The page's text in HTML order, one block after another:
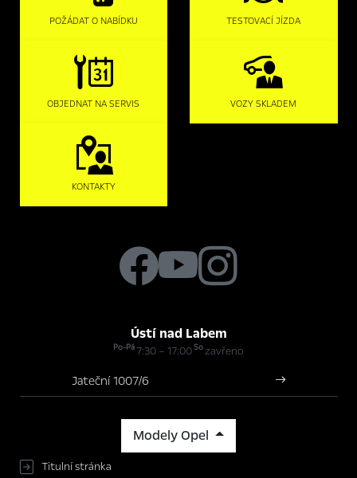
POŽÁDAT O NABÍDKU TESTOVACÍ JÍZDA
OBJEDNAT NA SERVIS VOZY SKLADEM
KONTAKTY
Ústí nad Labem
Po-Pá7:30 – 17:00Sozavřeno
Jateční 1007/6
Modely Opel
Titulní stránka